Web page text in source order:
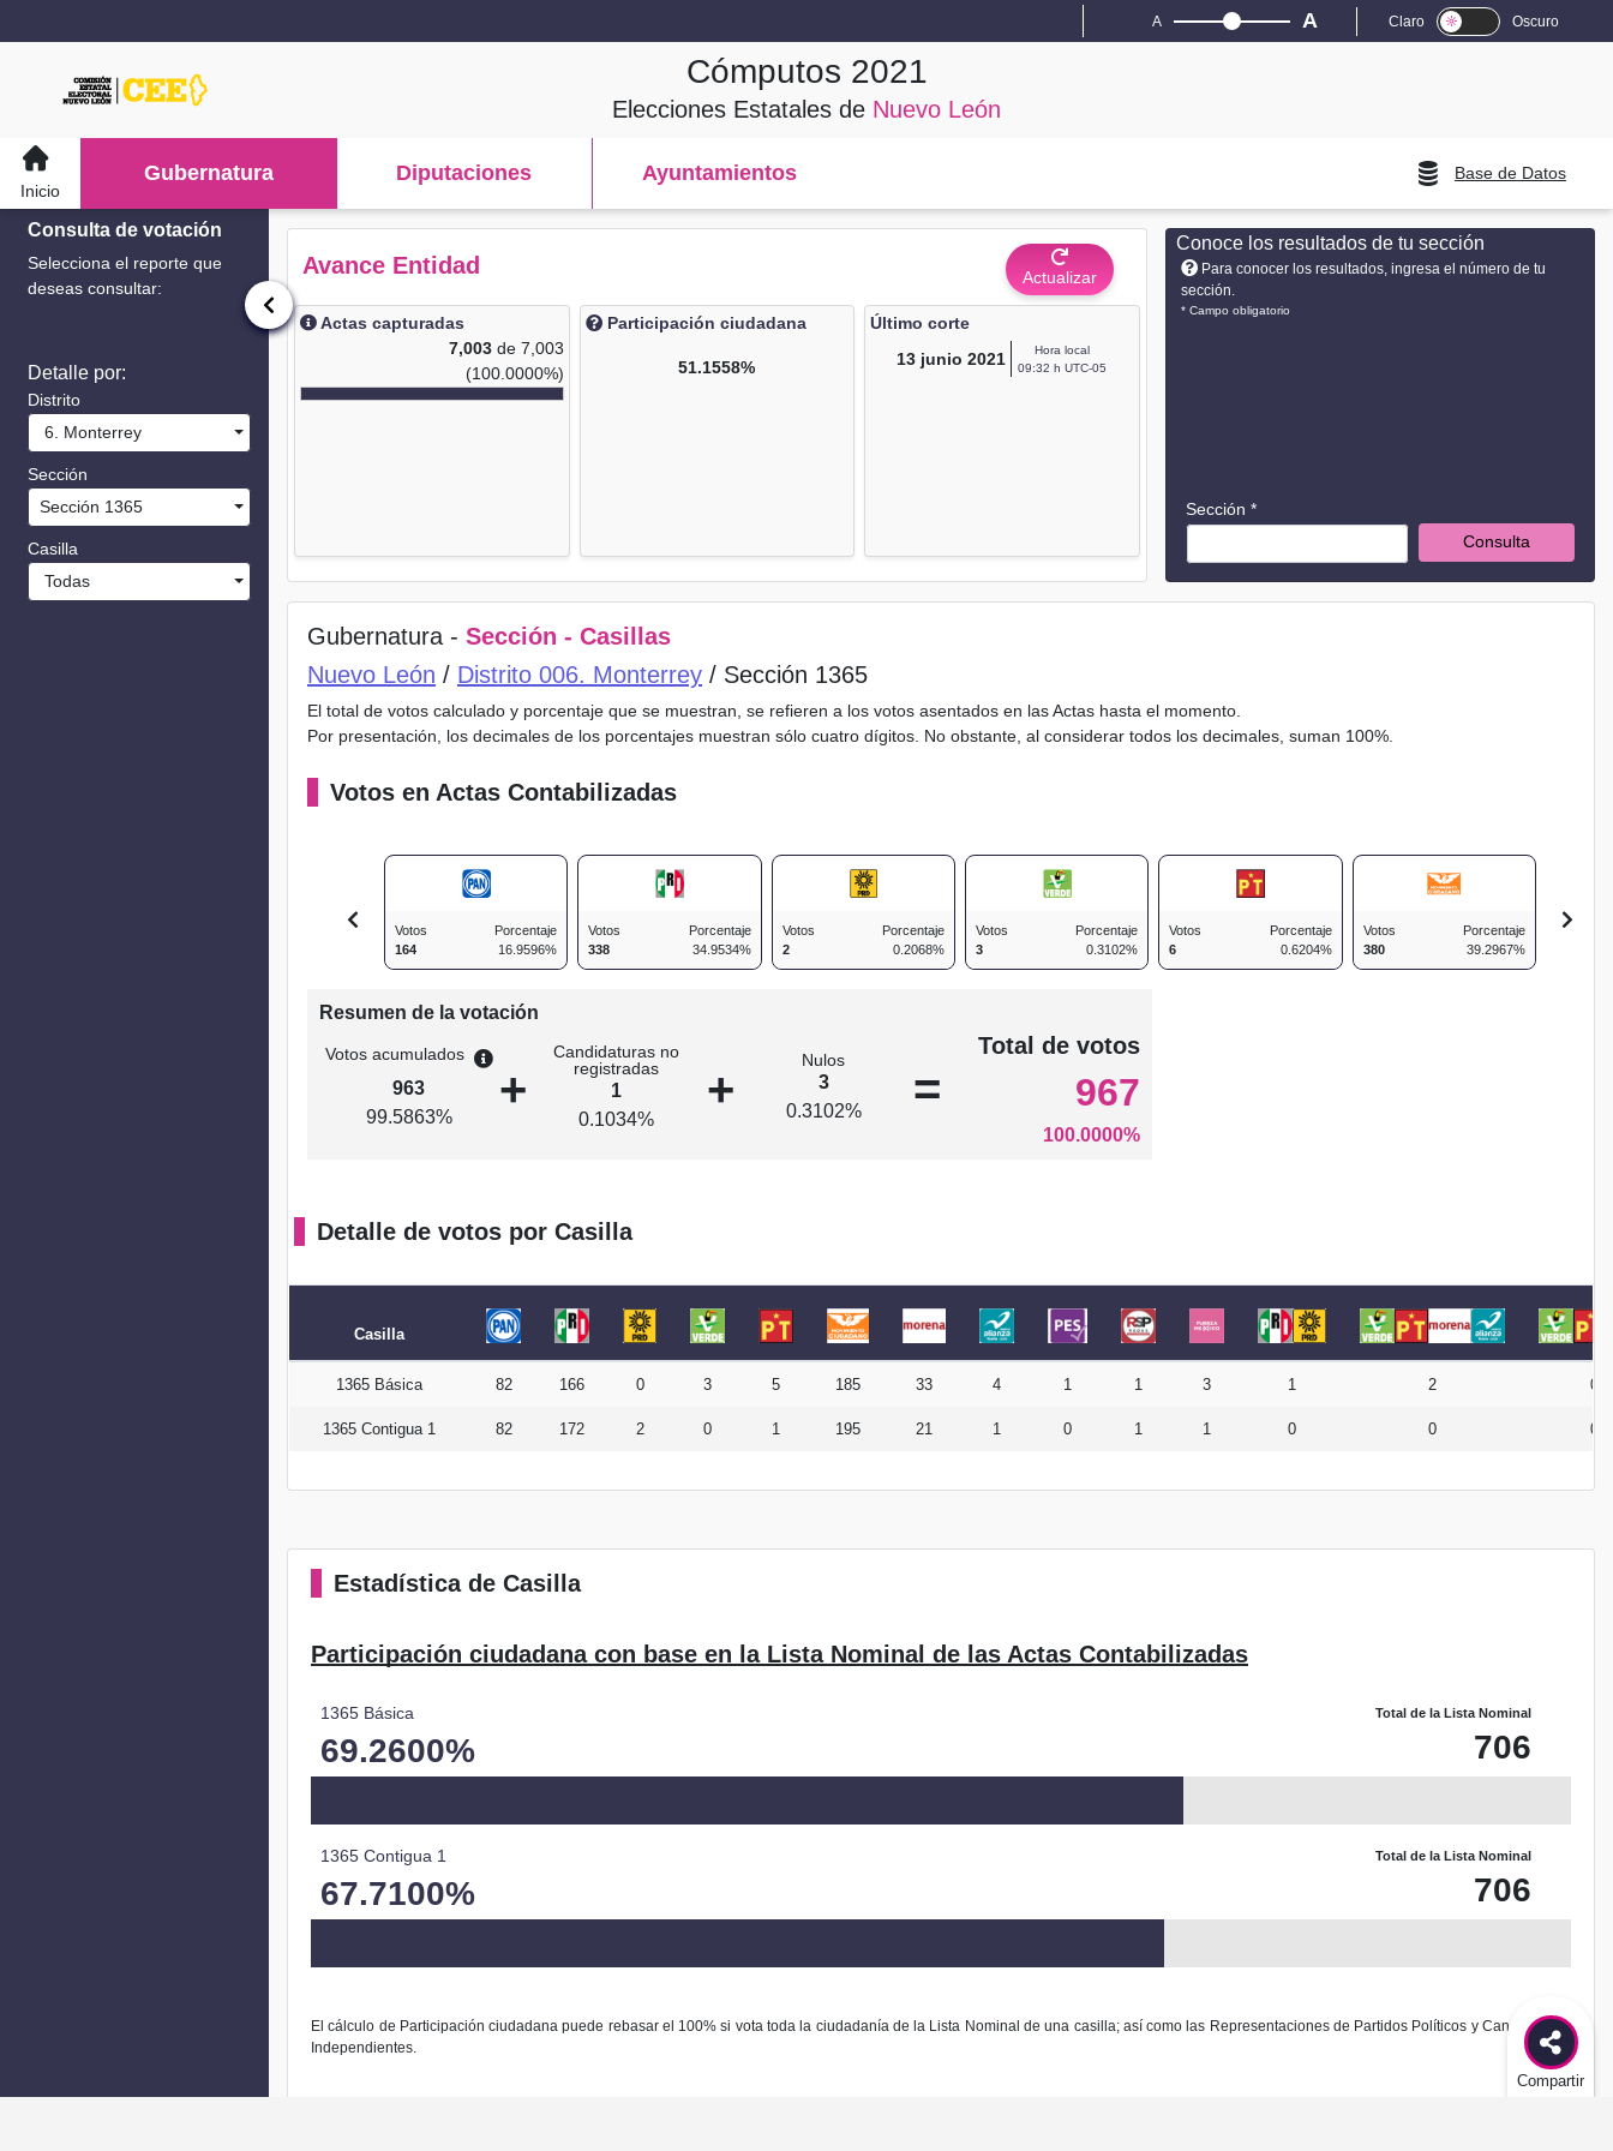
Compartir
A A Claro Oscuro
Cómputos 2021
Elecciones Estatales de Nuevo León
Inicio
Gubernatura Diputaciones Ayuntamientos Base de Datos
Consulta de votación
Selecciona el reporte que
deseas consultar:
Detalle por:
Distrito
6. Monterrey
Sección
Sección 1365
Casilla
Todas
Avance Entidad Actualizar
Actas capturadas
7,003 de 7,003
(100.0000%)
Participación ciudadana
51.1558%
Último corte
13 junio 2021
Hora local
09:32 h UTC-05
Conoce los resultados de tu sección
Para conocer los resultados, ingresa el número de tu
sección.
* Campo obligatorio
Sección *
Consulta
Gubernatura - Sección - Casillas
Nuevo León / Distrito 006. Monterrey / Sección 1365
El total de votos calculado y porcentaje que se muestran, se refieren a los votos asentados en las Actas hasta el momento.
Por presentación, los decimales de los porcentajes muestran sólo cuatro dígitos. No obstante, al considerar todos los decimales, suman 100%.
Votos en Actas Contabilizadas
Votos
164
Porcentaje
16.9596%
Votos
338
Porcentaje
34.9534%
Votos
2
Porcentaje
0.2068%
Votos
3
Porcentaje
0.3102%
Votos
6
Porcentaje
0.6204%
Votos
380
Porcentaje
39.2967%
Votos
Resumen de la votación
Votos acumulados
963
99.5863%
+
Candidaturas no
registradas
1
0.1034%
+
Nulos
3
0.3102%
=
Total de votos
967
100.0000%
Detalle de votos por Casilla
Casilla
1365 Básica 82 166 0 3 5 185 33 4 1 1 3 1 2 0
1365 Contigua 1 82 172 2 0 1 195 21 1 0 1 1 0 0 0
Estadística de Casilla
Participación ciudadana con base en la Lista Nominal de las Actas Contabilizadas
1365 Básica
69.2600%
Total de la Lista Nominal
706
1365 Contigua 1
67.7100%
Total de la Lista Nominal
706
El cálculo de Participación ciudadana puede rebasar el 100% si vota toda la ciudadanía de la Lista Nominal de una casilla; así como las Representaciones de Partidos Políticos y Candidaturas
Independientes.